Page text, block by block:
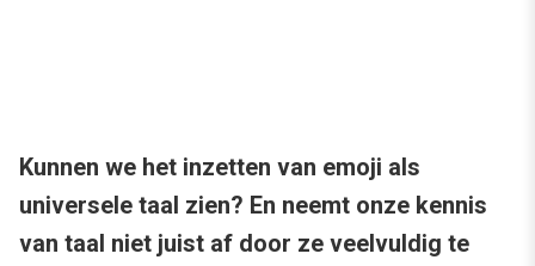
Kunnen we het inzetten van emoji als
universele taal zien? En neemt onze kennis
van taal niet juist af door ze veelvuldig te